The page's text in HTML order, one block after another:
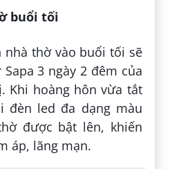
buổi tối
nhà thờ vào buổi tối sẽ
3 ngày 2 đêm của
Khi hoàng hôn vừa tắt
đèn led đa dạng màu
được bật lên, khiến
áp, lãng mạn.